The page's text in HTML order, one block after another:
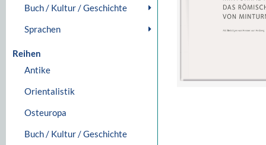
Buch / Kultur / Geschichte
Sprachen
Reihen
Antike
Orientalistik
Osteuropa
Buch / Kultur / Geschichte